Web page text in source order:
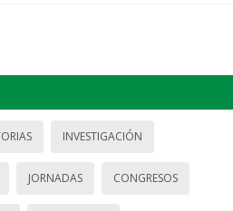
INVESTIGACIÓN
JORNADAS CONGRESOS